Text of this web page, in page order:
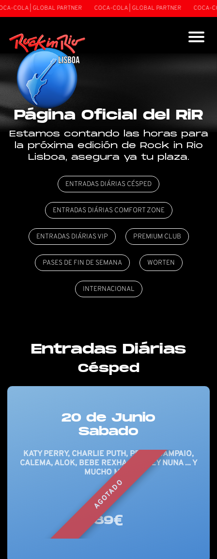
GLOBAL PARTNER COCA-COLA | GLOBAL PARTNER COCA-COLA |
Página Oficial del RiR
Estamos contando las horas para
la próxima edición de Rock in Rio
Lisboa, asegura ya tu plaza.
ENTRADAS DIÁRIAS CÉSPED
ENTRADAS DIÁRIAS COMFORT ZONE
ENTRADAS DIÁRIAS VIP PREMIUM CLUB
PASES DE FIN DE SEMANA WORTEN
INTERNACIONAL
Entradas Diárias
Césped
20 de Junio
Sabado
AGOTADO
KATY PERRY, CHARLIE PUTH, PEDRO SAMPAIO,
CALEMA, ALOK, BEBE REXHA, AUDREY NUNA ... Y
MUCHO MÁS!
89€